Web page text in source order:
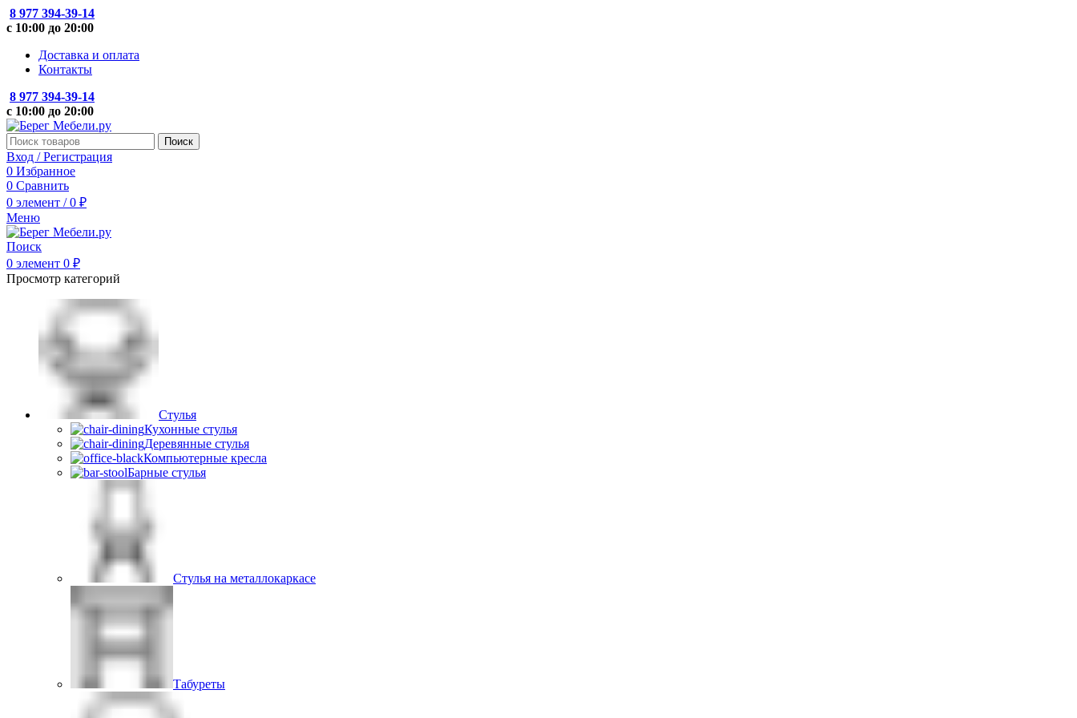
8 977 394-39-14
с 10:00 до 20:00
Доставка и оплата
Контакты
8 977 394-39-14
с 10:00 до 20:00
Поиск
Вход / Регистрация
0 Избранное
0 Сравнить
0 элемент / 0 ₽
Меню
Поиск
0 элемент 0 ₽
Просмотр категорий
Стулья
Кухонные стулья
Деревянные стулья
Компьютерные кресла
Барные стулья
Стулья на металлокаркасе
Табуреты